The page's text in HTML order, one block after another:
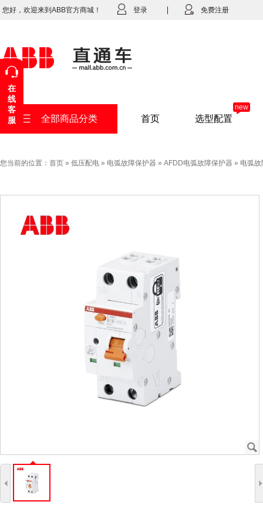
您好，欢迎来到ABB官方商城！ 登录 免费注册
全部商品分类 首页 选型配置
new
您当前的位置： 首页 » 低压配电 » 电弧故障保护器 » AFDD电弧故障保护器 » 电弧
J
4
在
线
客
服